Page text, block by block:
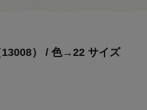
13008） / 色→22 サイズ